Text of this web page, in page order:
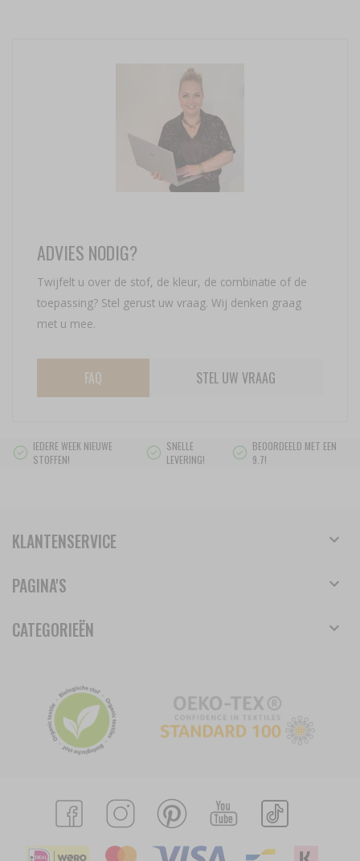
ADVIES NODIG?
Twijfelt u over de stof, de kleur, de combinatie of de
toepassing? Stel gerust uw vraag. Wij denken graag
met u mee.
FAQ STEL UW VRAAG
IEDERE WEEK NIEUWE
STOFFEN!
SNELLE
LEVERING!
BEOORDEELD MET EEN
9.7!
KLANTENSERVICE
PAGINA'S
CATEGORIEËN